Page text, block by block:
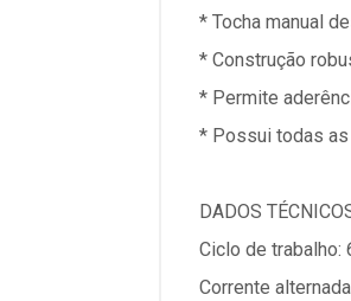
* Tocha manual
* Construção
* Permite
* Possui todas
DADOS
Ciclo de trabalho:
Corrente